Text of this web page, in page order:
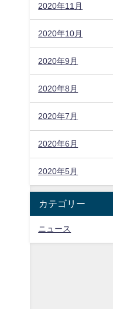
2020年11月
2020年10月
2020年9月
2020年8月
2020年7月
2020年6月
2020年5月
カテゴリー
ニュース